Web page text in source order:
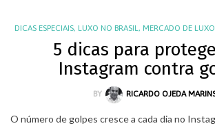
DICAS ESPECIAIS, LUXO NO BRASIL, MERCADO DE LUXO
5 dicas para
Instagram contra
BY RICARDO OJEDA
O número de golpes cresce a cada dia no